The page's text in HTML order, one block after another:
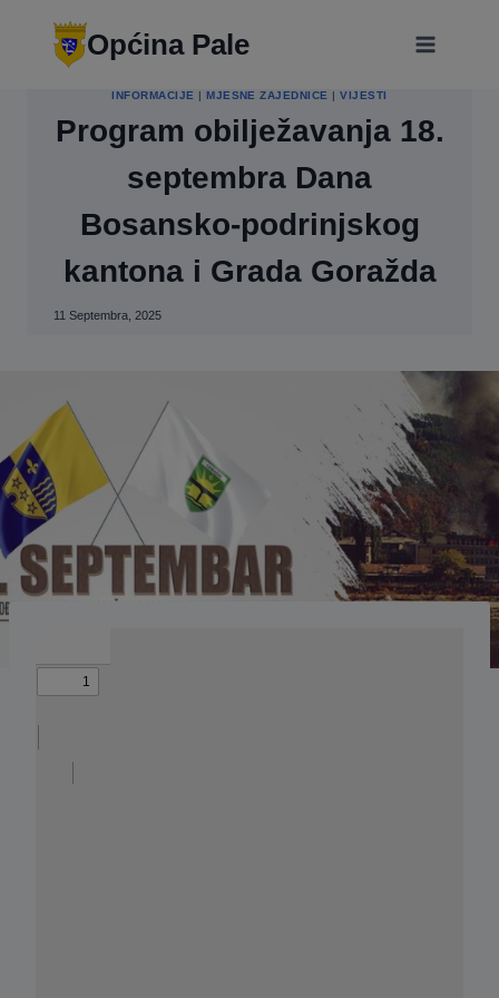
Općina Pale
INFORMACIJE |MJESNE ZAJEDNICE |VIJESTI
Program obilježavanja 18.
septembra Dana
Bosansko-podrinjskog
kantona i Grada Goražda
11 Septembra, 2025